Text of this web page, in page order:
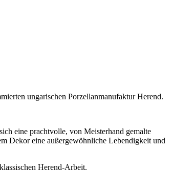
ungarischen Porzellanmanufaktur Herend.
eine prachtvolle, von Meisterhand gemalte
Dekor eine außergewöhnliche Lebendigkeit und
Herend-Arbeit.